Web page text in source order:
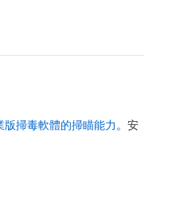
版掃毒軟體的掃瞄能力 。安